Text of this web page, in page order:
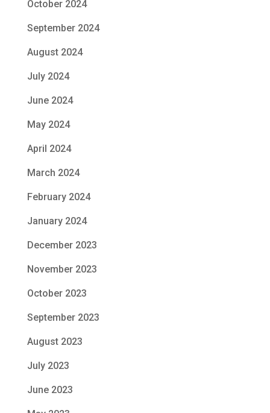
October 2024
September 2024
August 2024
July 2024
June 2024
May 2024
April 2024
March 2024
February 2024
January 2024
December 2023
November 2023
October 2023
September 2023
August 2023
July 2023
June 2023